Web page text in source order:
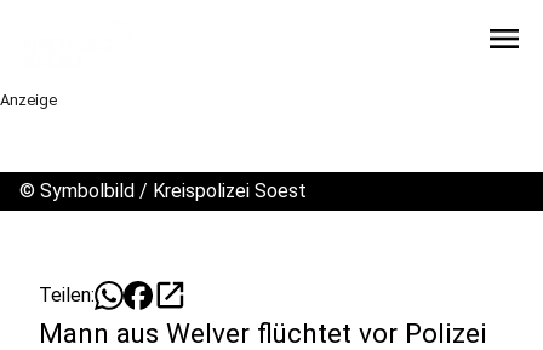
menu
Anzeige
© Symbolbild / Kreispolizei Soest
Teilen: open_in_new
Mann aus Welver flüchtet vor Polizei